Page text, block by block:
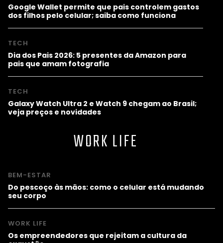
Google Wallet permite que pais controlem gastos
dos filhos pelo celular; saiba como funciona
TECH
Dia dos Pais 2026: 5 presentes da Amazon para
pais que amam fotografia
TECH
Galaxy Watch Ultra 2 e Watch 9 chegam ao Brasil;
veja preços e novidades
WORK LIFE
BEM-ESTAR
Do pescoço às mãos: como o celular está mudando
seu corpo
WORK LIFE
Os empreendedores que rejeitam a cultura da